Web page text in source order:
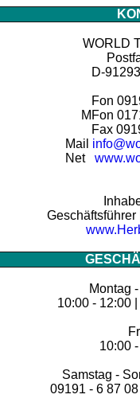
WORLD
D-
Fon
MFon
Fax
Mail
Net
Montag
10:00 - 12:00
10:00
Samstag -
09191 - 6 87